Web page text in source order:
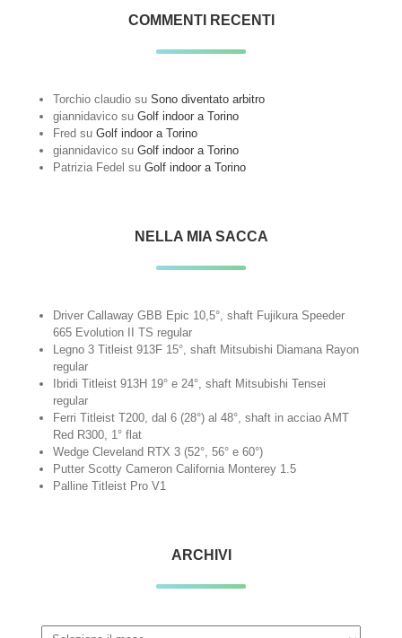
COMMENTI RECENTI
Torchio claudio suSono diventato arbitro
giannidavico suGolf indoor a Torino
Fred suGolf indoor a Torino
giannidavico suGolf indoor a Torino
Patrizia Fedel suGolf indoor a Torino
NELLA MIA SACCA
Driver Callaway GBB Epic 10,5°, shaft Fujikura Speeder
665 Evolution II TS regular
Legno 3 Titleist 913F 15°, shaft Mitsubishi Diamana Rayon
regular
Ibridi Titleist 913H 19° e 24°, shaft Mitsubishi Tensei
regular
Ferri Titleist T200, dal 6 (28°) al 48°, shaft in acciao AMT
Red R300, 1° flat
Wedge Cleveland RTX 3 (52°, 56° e 60°)
Putter Scotty Cameron California Monterey 1.5
Palline Titleist Pro V1
ARCHIVI
Archivi